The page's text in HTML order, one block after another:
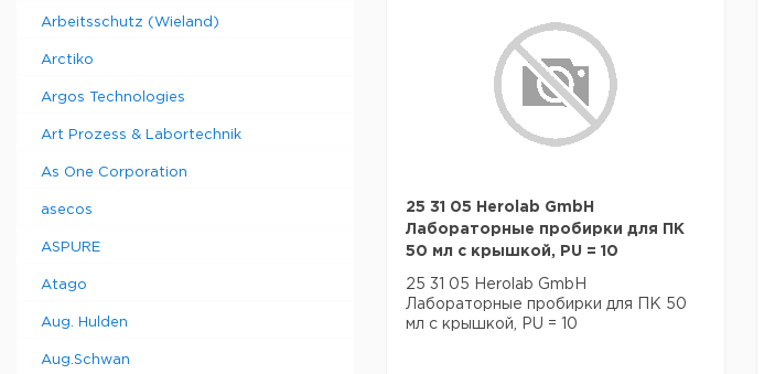
Arbeitsschutz (Wieland)
Arctiko
Argos Technologies
Art Prozess & Labortechnik
As One Corporation
asecos
ASPURE
Atago
Aug. Hulden
Aug.Schwan
25 31 05 Herolab GmbH
Лабораторные пробирки для ПК
50 мл с крышкой, PU = 10
25 31 05 Herolab GmbH
Лабораторные пробирки для ПК 50
мл с крышкой, PU = 10